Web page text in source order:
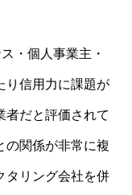
・個人事業主・
り信用力に課題が
者だと評価されて
の関係が非常に複
タリング会社を併